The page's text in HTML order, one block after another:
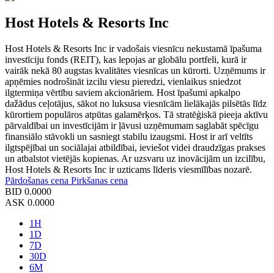
Host Hotels & Resorts Inc
Host Hotels & Resorts Inc ir vadošais viesnīcu nekustamā īpašuma
investīciju fonds (REIT), kas lepojas ar globālu portfeli, kurā ir
vairāk nekā 80 augstas kvalitātes viesnīcas un kūrorti. Uzņēmums ir
apņēmies nodrošināt izcilu viesu pieredzi, vienlaikus sniedzot
ilgtermiņa vērtību saviem akcionāriem. Host īpašumi apkalpo
dažādus ceļotājus, sākot no luksusa viesnīcām lielākajās pilsētās līdz
kūrortiem populāros atpūtas galamērķos. Tā stratēģiskā pieeja aktīvu
pārvaldībai un investīcijām ir ļāvusi uzņēmumam saglabāt spēcīgu
finansiālo stāvokli un sasniegt stabilu izaugsmi. Host ir arī veltīts
ilgtspējībai un sociālajai atbildībai, ieviešot videi draudzīgas prakses
un atbalstot vietējās kopienas. Ar uzsvaru uz inovācijām un izcilību,
Host Hotels & Resorts Inc ir uzticams līderis viesmīlības nozarē.
Pārdošanas cena Pirkšanas cena
BID 0.0000
ASK 0.0000
1H
1D
7D
30D
6M